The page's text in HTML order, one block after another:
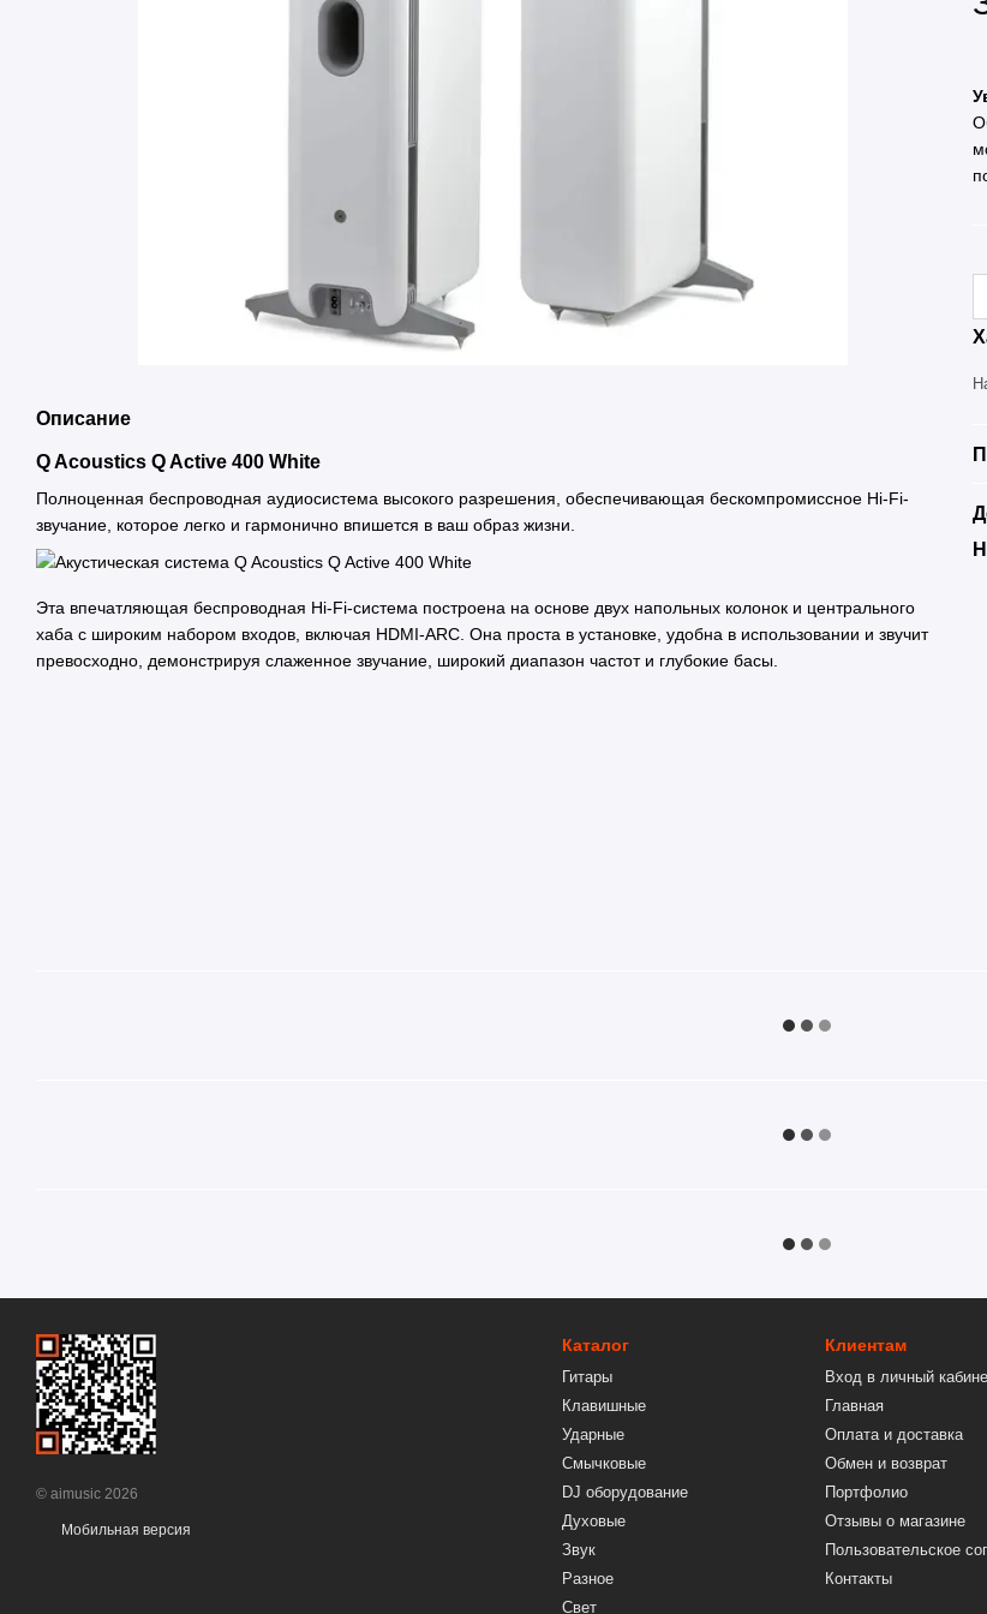
Описание
Q Acoustics Q Active 400 White
Полноценная беспроводная аудиосистема высокого разрешения, обеспечивающая бескомпромиссное Hi-Fi-
звучание, которое легко и гармонично впишется в ваш образ жизни.
Эта впечатляющая беспроводная Hi-Fi-система построена на основе двух напольных колонок и центрального
хаба с широким набором входов, включая HDMI-ARC. Она проста в установке, удобна в использовании и звучит
превосходно, демонстрируя слаженное звучание, широкий диапазон частот и глубокие басы.
© aimusic 2026
Мобильная версия
Каталог
Гитары
Клавишные
Ударные
Смычковые
DJ оборудование
Духовые
Звук
Разное
Свет
Клиентам
Вход в личный
Главная
Оплата и доставка
Обмен и возврат
Портфолио
Отзывы о магазине
Пользовательское
Контакты